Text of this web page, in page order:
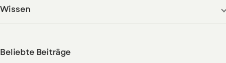
Wissen
Beliebte Beiträge